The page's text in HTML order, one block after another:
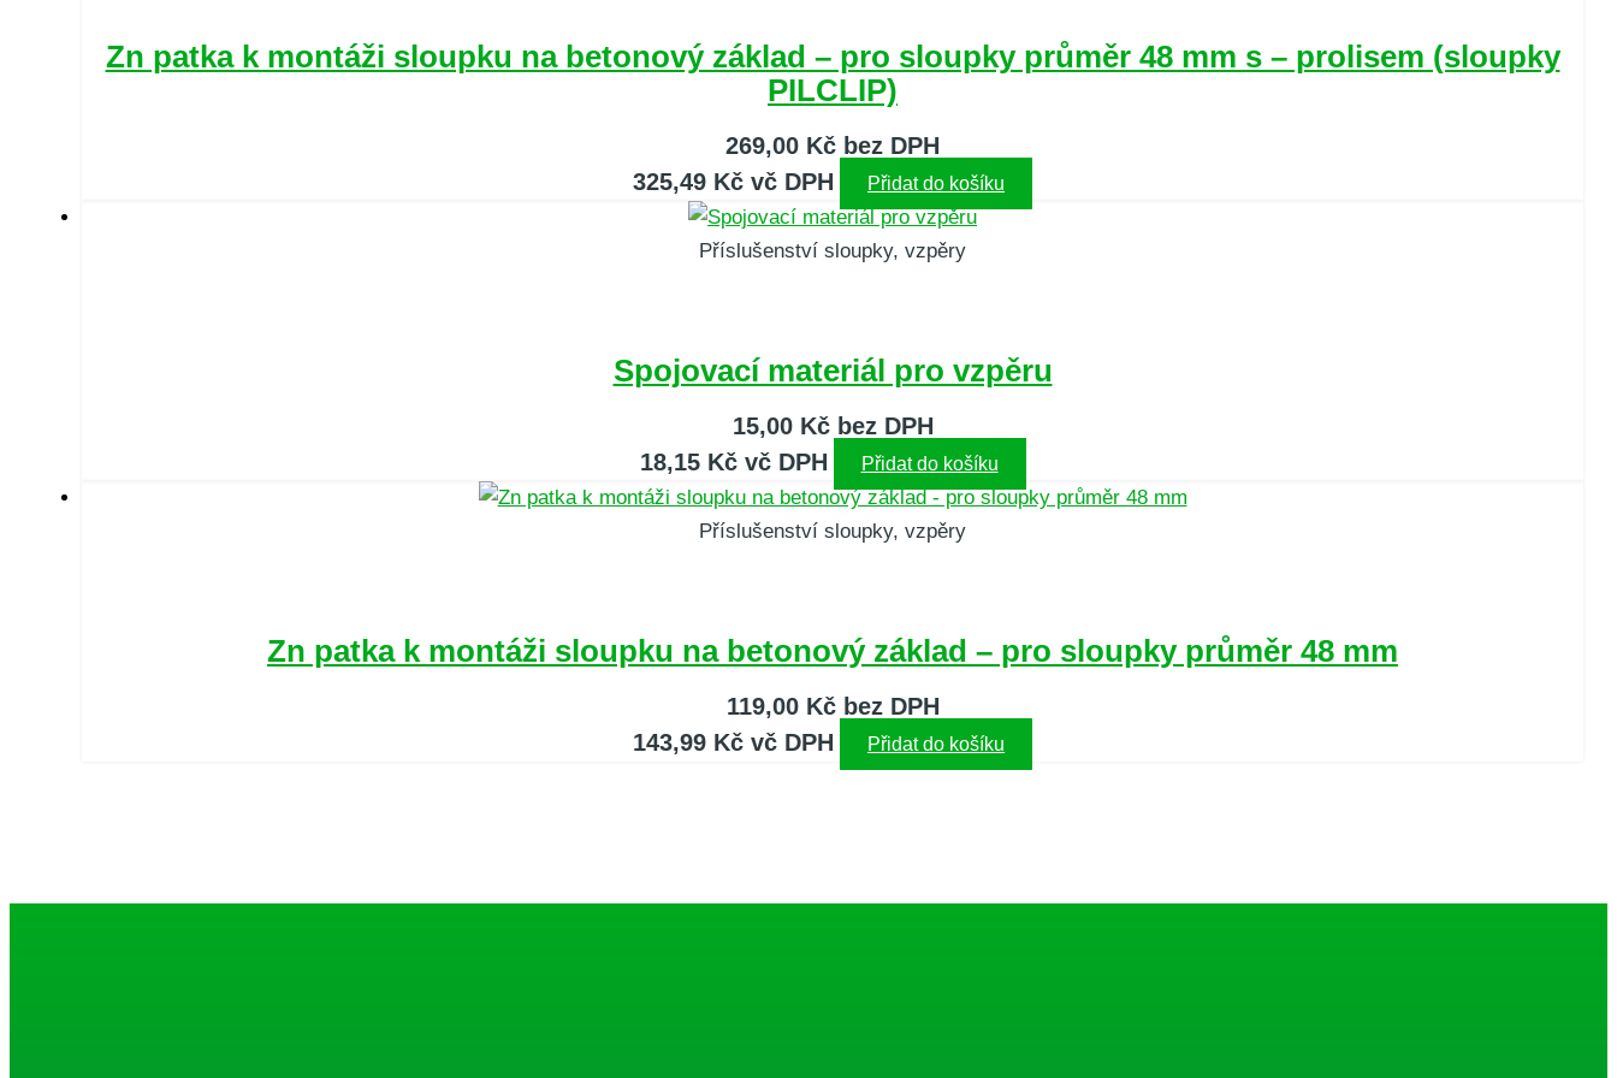
Zn patka k montáži sloupku na betonový základ – pro sloupky průměr 48 mm s – prolisem (sloupky
PILCLIP)
269,00 Kč bez DPH
325,49 Kč vč DPH Přidat do košíku
Příslušenství sloupky, vzpěry
Spojovací materiál pro vzpěru
15,00 Kčbez DPH
18,15 Kčvč DPH Přidat do košíku
Příslušenství sloupky, vzpěry
Zn patka k montáži sloupku na betonový základ – pro sloupky průměr 48 mm
119,00 Kčbez DPH
143,99 Kč vč DPH Přidat do košíku